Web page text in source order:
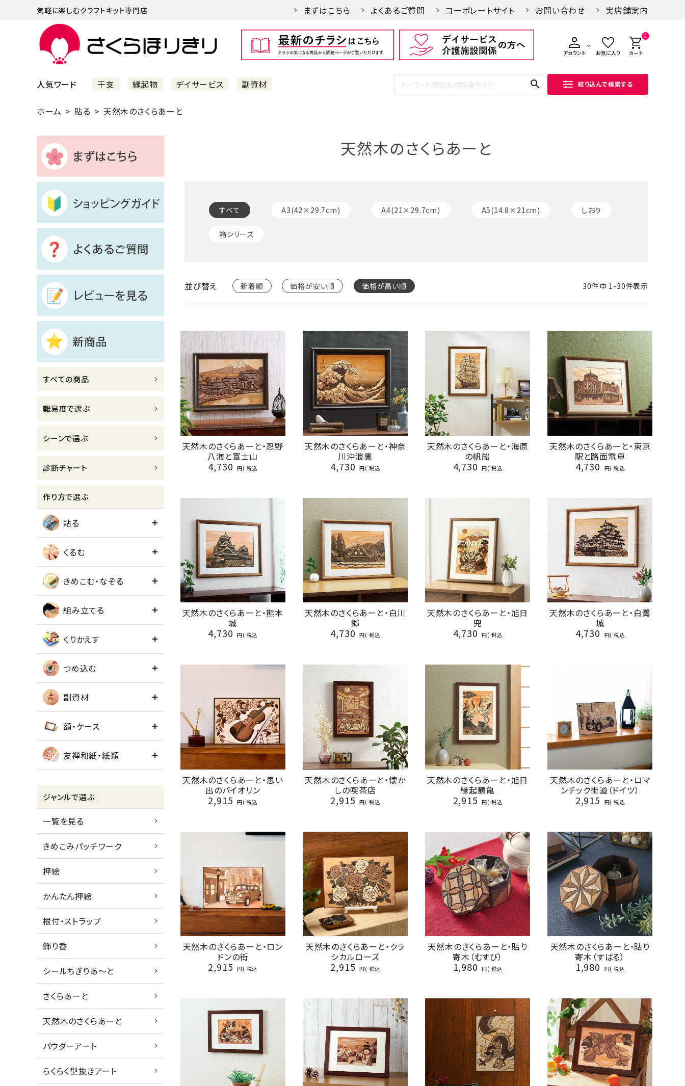
気軽に楽しむクラフトキット専門店 まずはこちら よくあるご質問 コーポレートサイト お問い合わせ 実店舗案内
アカウント お気に入り
0
カート
人気ワード 干支 縁起物 デイサービス 副資材 search 絞り込んで検索する
まずはこちら
ショッピングガイド
よくあるご質問
すべての商品
新着商品
診断チャート
ジャンルで選ぶ
レビューを見る
コーポレートサイト
実店舗案内
デイサービス／
お問い合わせ
ACCOUNT MENU
ログイン person
ホーム 貼る 天然木のさくらあーと
すべての商品
難易度で選ぶ
シーンで選ぶ
診断チャート
作り方で選ぶ
貼る
くるむ
きめこむ・なぞる
組み立てる
くりかえす
つめ込む
副資材
額・ケース
友禅和紙・紙類
ジャンルで選ぶ
一覧を見る
きめこみパッチワーク
押絵
かんたん押絵
根付・ストラップ
飾り香
シールちぎりあ～と
さくらあーと
天然木のさくらあーと
パウダーアート
らくらく型抜きアート
天然木のさくらあーと
すべて A3(42×29.7cm) A4(21×29.7cm) A5(14.8×21cm) しおり
箱シリーズ
並び替え 新着順 価格が安い順 価格が高い順 30件中 1-30件表示
天然木のさくらあーと・忍野
八海と富士山
4,730 税込
天然木のさくらあーと・神奈
川沖浪裏
4,730 税込
天然木のさくらあーと・海原
の帆船
4,730 税込
天然木のさくらあーと・東京
駅と路面電車
4,730 税込
天然木のさくらあーと・熊本
城
4,730 税込
天然木のさくらあーと・白川
郷
4,730 税込
天然木のさくらあーと・旭日
兜
4,730 税込
天然木のさくらあーと・白鷺
城
4,730 税込
天然木のさくらあーと・思い
出のバイオリン
2,915 税込
天然木のさくらあーと・懐か
しの喫茶店
2,915 税込
天然木のさくらあーと・旭日
縁起鶴亀
2,915 税込
天然木のさくらあーと・ロマ
ンチック街道（ドイツ）
2,915 税込
天然木のさくらあーと・ロン
ドンの街
2,915 税込
天然木のさくらあーと・クラ
シカルローズ
2,915 税込
天然木のさくらあーと・貼り
寄木（むすび）
1,980 税込
天然木のさくらあーと・貼り
寄木（すばる）
1,980 税込